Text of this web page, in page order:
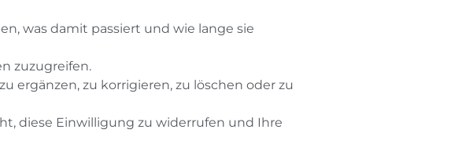
was damit passiert und wie lange sie
zuzugreifen.
ergänzen, zu korrigieren, zu löschen oder zu
diese Einwilligung zu widerrufen und Ihre